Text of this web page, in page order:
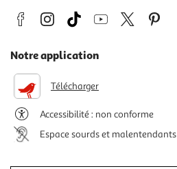
Notre application
Télécharger
Accessibilité : non conforme
Espace sourds et malentendants